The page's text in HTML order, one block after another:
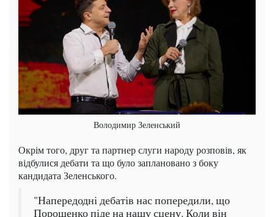
Володимир Зеленський
Окрім того, друг та партнер слуги народу розповів, як
відбулися дебати та що було заплановано з боку
кандидата Зеленського.
"Напередодні дебатів нас попередили, що
Порошенко піде на нашу сцену. Коли він